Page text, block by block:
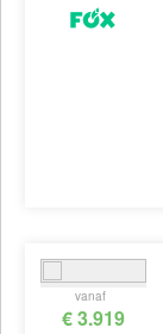
vanaf
€ 3.919